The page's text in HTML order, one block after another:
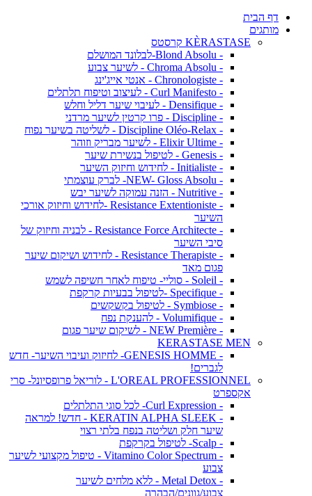
דף הבית
מותגים
KÈRASTASE קרסטס
- Blond Absolu-לבלונד המושלם
- Chroma Absolu - לשיער צבוע
- Chronologiste - אנטי אייג'ינג
- Curl Manifesto - לעיצוב וטיפוח תלתלים
- Densifique - לעיבוי שיער דליל וחלש
- Discipline - פרו קרטין לשיער מרדני
- Discipline Oléo-Relax - לשליטה בשיער נפוח
- Elixir Ultime - לשיער מבריק וזוהר
- Genesis - לטיפול בנשירת שיער
- Initialiste - לחידוש וחיזוק השיער
- NEW- Gloss Absolu- לברק עוצמתי
- Nutritive - הזנה עמוקה לשיער יבש
- Resistance Extentioniste -לחידוש וחיזוק אורכי
השיער
- Resistance Force Architecte - לבניה וחיזוק של
סיבי השיער
- Resistance Therapiste - לחידוש ושיקום שיער
פגום מאד
- Soleil - סוליי- טיפוח לאחר חשיפה לשמש
- Specifique -לטיפול בבעיות קרקפת
- Symbiose - לטיפול בקשקשים
- Volumifique - להענקת נפח
- NEW Première - לשיקום שיער פגום
KERASTASE MEN
- GENESIS HOMME- לחיזוק ועיבוי השיער- חדש
לגברים!
L'OREAL PROFESSIONNEL - לוריאל פרופסיונל- סרי
אקספרט
- Curl Expression- לכל סוגי התלתלים
- KERATIN ALPHA SLEEK - חדש! למראה
שיער חלק ושליטה בנפח בלתי רצוי
- Scalp- לטיפול בקרקפת
- Vitamino Color Spectrum - טיפול מקצועי לשיער
צבוע
- Metal Detox - ללא מלחים לשיער
צבוע/גוונים/הבהרה